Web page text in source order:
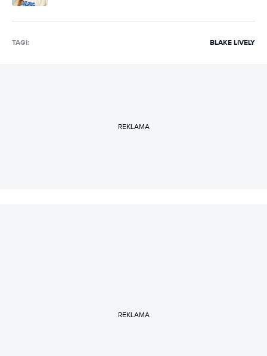
TAGI: BLAKE LIVELY
REKLAMA
REKLAMA